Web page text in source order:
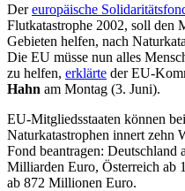
Dereuropäische
Flutkatastrophe 2002, soll den
Gebieten helfen, nach
Die EU müsse nun alles
zu helfen, erklärte der EU-
Hahn am Montag (3. Juni).
EU-Mitgliedsstaaten können
Naturkatastrophen innert zehn
Fond beantragen: Deutschland
Milliarden Euro, Österreich ab
ab 872 Millionen Euro.